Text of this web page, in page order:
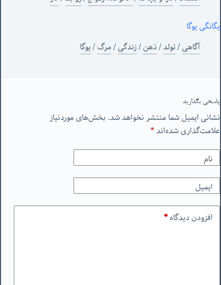
یگانگی یوگا
آگاهی/تولد/ذهن/زندگی/مرگ/یوگا
پاسخی بگذارید
نشانی ایمیل شما منتشر نخواهد شد. بخش‌های موردنیاز
علامت‌گذاری شده‌اند*
نام
ایمیل
افزودن دیدگاه*